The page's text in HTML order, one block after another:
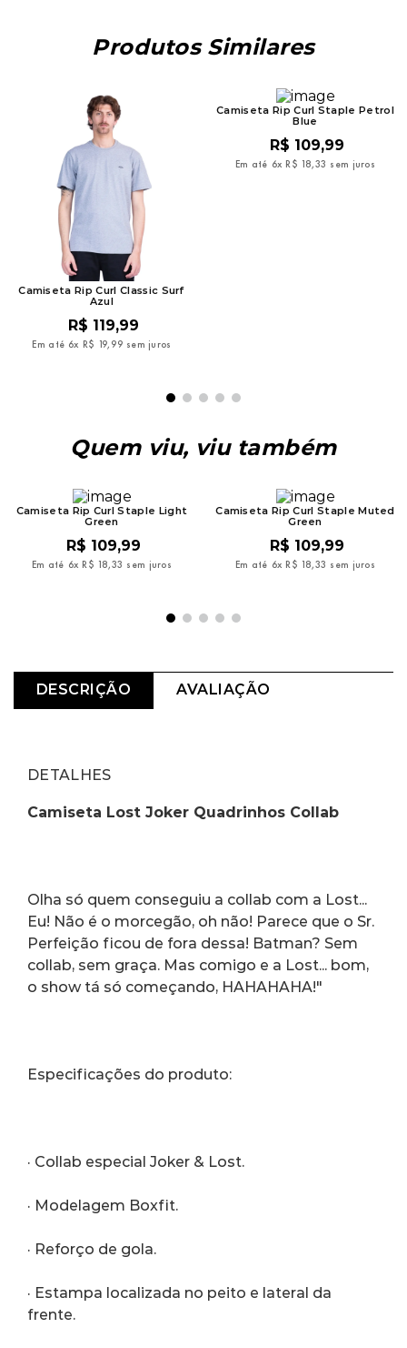
Produtos Similares
Camiseta Rip Curl Classic Surf
Azul
R$ 119,99
Em até 6x R$ 19, 99 sem juros
Camiseta Rip Curl Staple Petrol
Blue
R$ 109,99
Em até 6x R$ 18,33 sem juros
Quem viu, viu também
Camiseta Rip Curl Staple Light
Green
R$ 109,99
Em até 6x R$ 18,33 sem juros
Camiseta Rip Curl Staple Muted
Green
R$ 109,99
Em até 6x R$ 18,33 sem juros
DESCRIÇÃO AVALIAÇÃO
DETALHES
Camiseta Lost Joker Quadrinhos Collab
Olha só quem conseguiu a collab com a Lost...
Eu! Não é o morcegão, oh não! Parece que o Sr.
Perfeição ficou de fora dessa! Batman? Sem
collab, sem graça. Mas comigo e a Lost... bom,
o show tá só começando, HAHAHAHA!"
Especificações do produto:
· Collab especial Joker & Lost.
· Modelagem Boxfit.
· Reforço de gola.
· Estampa localizada no peito e lateral da
frente.